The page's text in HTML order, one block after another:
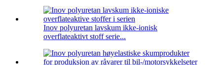
Inov polyuretan lavskum ikke-ionisk
overflateaktivt stoff serie...